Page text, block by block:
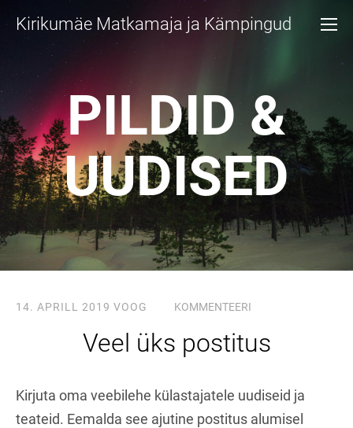
Kirikumäe Matkamaja ja Kämpingud
PILDID &
UUDISED
14. APRILL 2019 VOOG KOMMENTEERI
Veel üks postitus
Kirjuta oma veebilehe külastajatele uudiseid ja
teateid. Eemalda see ajutine postitus alumisel